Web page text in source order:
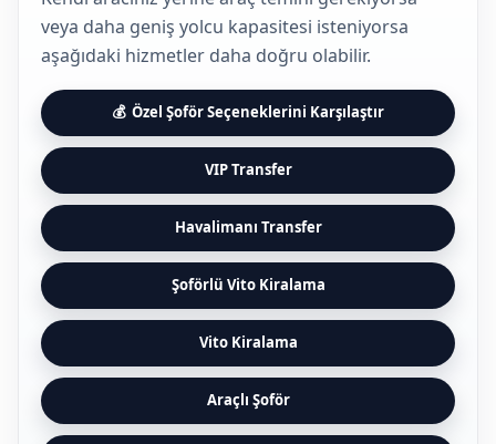
veya daha geniş yolcu kapasitesi isteniyorsa
aşağıdaki hizmetler daha doğru olabilir.
Özel Şoför Seçeneklerini Karşılaştır
VIP Transfer
Havalimanı Transfer
Şoförlü Vito Kiralama
Vito Kiralama
Araçlı Şoför